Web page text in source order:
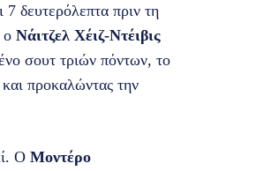
7 δευτερόλεπτα πριν τη
ο Νάιτζελ Χέιζ-Ντέιβις
σουτ τριών πόντων, το
προκαλώντας την
Ο Μοντέρο